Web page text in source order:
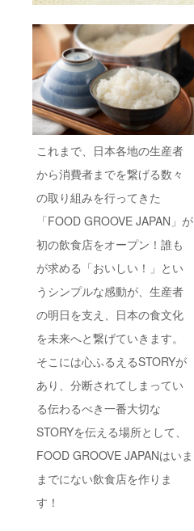
これまで、日本各地の生産者
から消費者までを繋げる数々
の取り組みを行ってきた
「FOOD GROOVE JAPAN」が
初の飲食店をオープン！誰も
が求める「おいしい！」とい
うシンプルな感動が、生産者
の明日を支え、日本の食文化
を未来へと繋げていきます。
そこには心ふるえるSTORYが
あり、分断されてしまってい
る伝わるべき一番大切な
STORYを伝える場所として、
FOOD GROOVE JAPANはいま
までにない飲食店を作りま
す！